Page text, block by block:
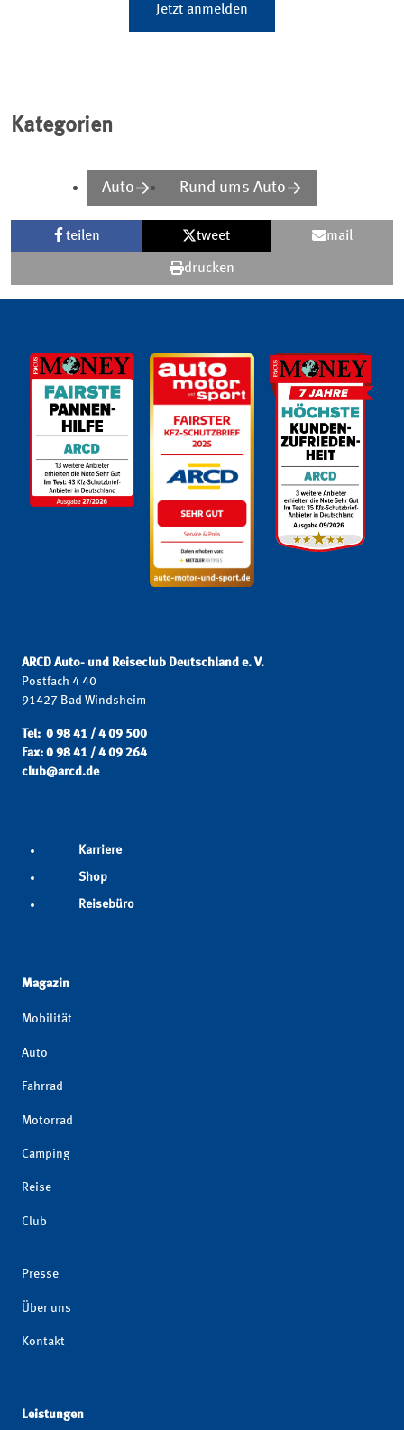
Jetzt anmelden
Kategorien
Auto Rund ums Auto
teilen tweet mail
drucken
ARCD Auto- und Reiseclub Deutschland e. V.
Postfach 4 40
91427 Bad Windsheim
Tel: 0 98 41 / 4 09 500
Fax: 0 98 41 / 4 09 264
club@arcd.de
Karriere
Shop
Reisebüro
Magazin
Mobilität
Auto
Fahrrad
Motorrad
Camping
Reise
Club
Presse
Über uns
Kontakt
Leistungen